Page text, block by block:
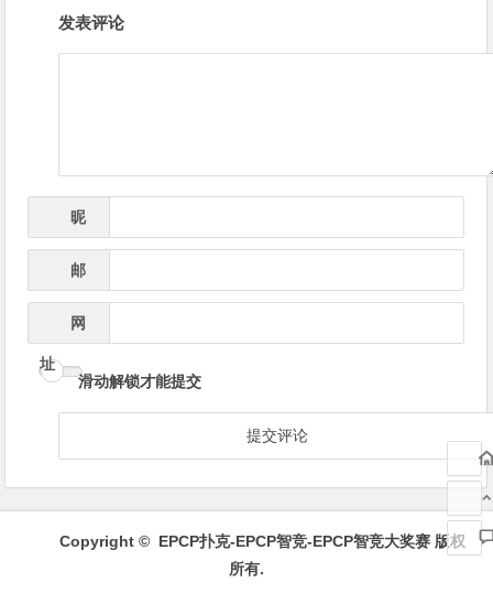
发表评论
昵
邮
网
址
滑动解锁才能提交
Copyright © EPCP扑克-EPCP智竞-EPCP智竞大奖赛版权
所有.